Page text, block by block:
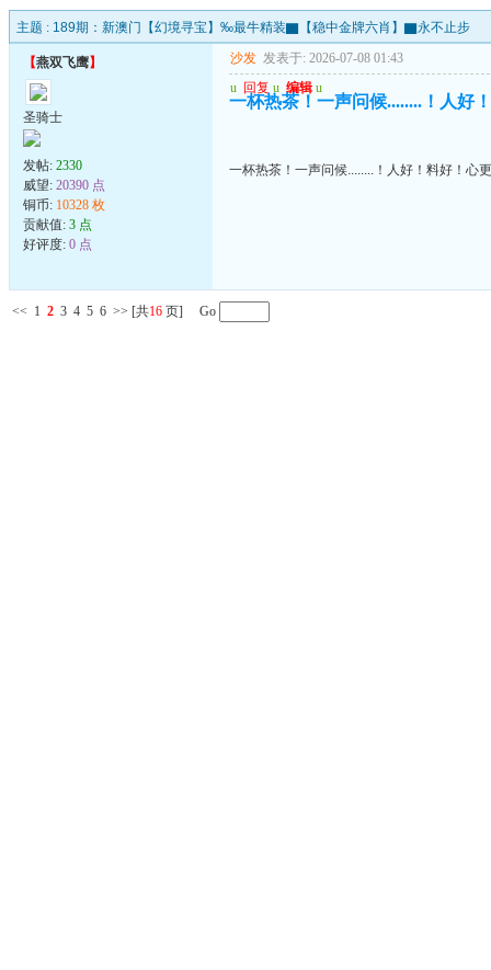
主题 : 189期：新澳门【幻境寻宝】‰最牛精装▇【稳中金牌六肖】▇永不止步
【燕双飞鹰】
圣骑士
发帖: 2330
威望: 20390 点
铜币: 10328 枚
贡献值: 3 点
好评度: 0 点
沙发 发表于: 2026-07-08 01:43
u 回复 u 编辑 u
一杯热茶！一声问候........！人好
一杯热茶！一声问候........！人好！料好！心
<< 1 2 3 4 5 6 >> [共16 页] Go